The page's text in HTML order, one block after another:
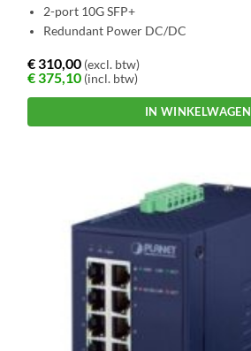
2-port 10G SFP+
Redundant Power DC/DC
€310,00 (excl. btw)
€375,10 (incl. btw)
IN WINKELWAGEN